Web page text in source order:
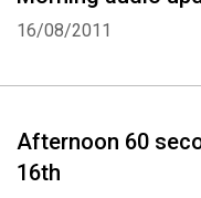
16/08/2011
Afternoon 60
16th